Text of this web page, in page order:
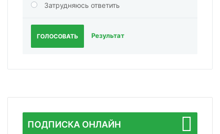
Затрудняюсь ответить
ГОЛОСОВАТЬ Результат
ПОДПИСКА ОНЛАЙН